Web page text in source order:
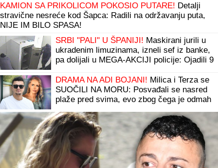
KAMION SA PRIKOLICOM POKOSIO PUTARE! Detalji
stravične nesreće kod Šapca: Radili na održavanju puta,
NIJE IM BILO SPASA!
SRBI "PALI" U ŠPANIJI! Maskirani jurili u
ukradenim limuzinama, izneli sef iz banke,
pa dolijali u MEGA-AKCIJI policije: Ojadili 9
DRAMA NA ADI BOJANI! Milica i Terza se
SUOČILI NA MORU: Posvađali se nasred
plaže pred svima, evo zbog čega je odmah